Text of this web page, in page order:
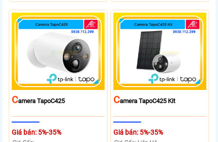
CAmera TapoC425
Giá bán: 5%-35%
CAmera TapoC425 Kit
Giá bán: 5%-35%